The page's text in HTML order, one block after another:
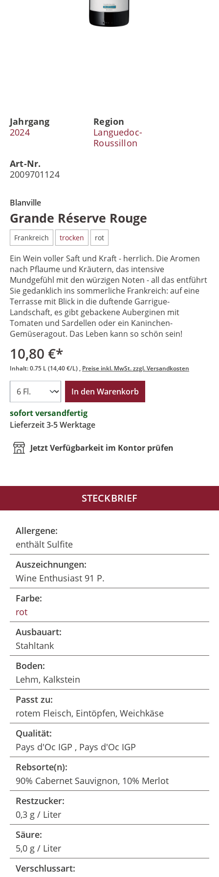
Jahrgang
2024
Region
Languedoc-
Roussillon
Art-Nr.
2009701124
Blanville
Grande Réserve Rouge
Frankreich trocken rot
Ein Wein voller Saft und Kraft - herrlich. Die Aromen
nach Pflaume und Kräutern, das intensive
Mundgefühl mit den würzigen Noten - all das entführt
Sie gedanklich ins sommerliche Frankreich: auf eine
Terrasse mit Blick in die duftende Garrigue-
Landschaft, es gibt gebackene Auberginen mit
Tomaten und Sardellen oder ein Kaninchen-
Gemüseragout. Das Leben kann so schön sein!
10,80 €*
Inhalt:0.75 L(14,40 €/L) Preise inkl. MwSt. zzgl. Versandkosten
In den Warenkorb
sofort versandfertig
Lieferzeit 3-5 Werktage
Jetzt Verfügbarkeit im Kontor prüfen
STECKBRIEF
Allergene:
enthält Sulfite
Auszeichnungen:
Wine Enthusiast 91 P.
Farbe:
rot
Ausbauart:
Stahltank
Boden:
Lehm, Kalkstein
Passt zu:
rotem Fleisch, Eintöpfen, Weichkäse
Qualität:
Pays d'Oc IGP , Pays d'Oc IGP
Rebsorte(n):
90% Cabernet Sauvignon, 10% Merlot
Restzucker:
0,3 g / Liter
Säure:
5,0 g / Liter
Verschlussart: